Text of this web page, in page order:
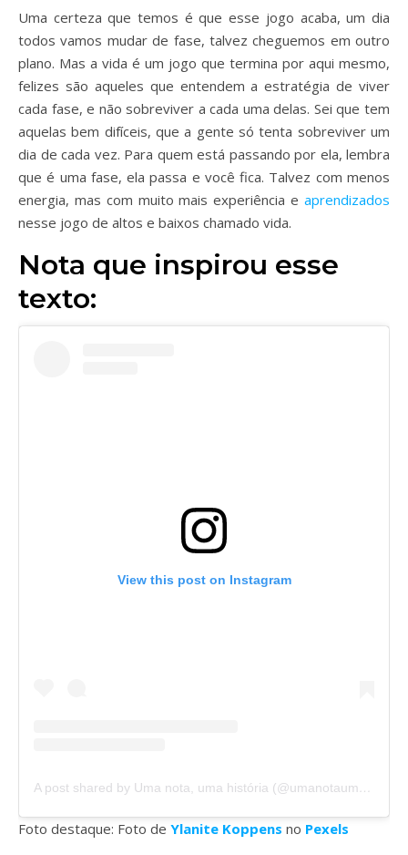
Uma certeza que temos é que esse jogo acaba, um dia
todos vamos mudar de fase, talvez cheguemos em outro
plano. Mas a vida é um jogo que termina por aqui mesmo,
felizes são aqueles que entendem a estratégia de viver
cada fase, e não sobreviver a cada uma delas. Sei que tem
aquelas bem difíceis, que a gente só tenta sobreviver um
dia de cada vez. Para quem está passando por ela, lembra
que é uma fase, ela passa e você fica. Talvez com menos
energia, mas com muito mais experiência e aprendizados
nesse jogo de altos e baixos chamado vida.
Nota que inspirou esse
texto:
View this post on Instagram
Foto destaque: Foto de Ylanite Koppens no Pexels